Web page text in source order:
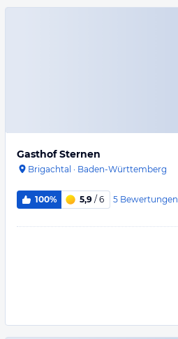
Gasthof Sternen
Brigachtal · Baden-Württemberg
100% 5,9 / 6 5 Bewertungen